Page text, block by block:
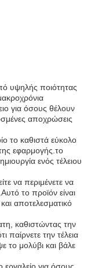
υψηλής ποιότητας
για όσους θέλουν
αποχρώσεις
το καθιστά εύκολο
εφαρμογής.το
ενός τέλειου
να περιμένετε να
το προϊόν είναι
αποτελεσματικό
καθιστώντας την
παίρνετε την τέλεια
το μολύβι και βάλε